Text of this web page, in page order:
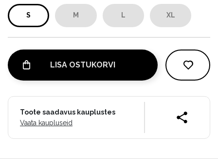
S M L XL
LISA OSTUKORVI
Toote saadavus kauplustes
Vaata kaupluseid